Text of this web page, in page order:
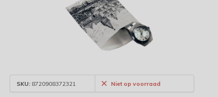
SKU: 8720908372321 Niet op voorraad